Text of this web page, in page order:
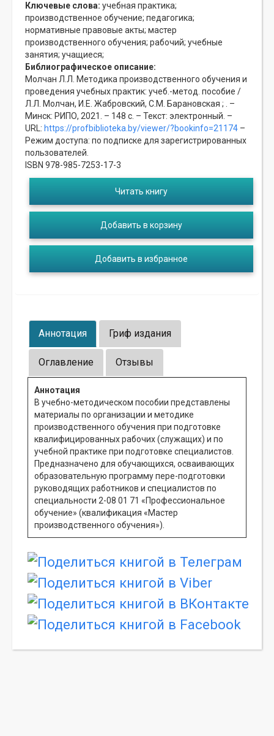
Ключевые слова: учебная практика;
производственное обучение; педагогика;
нормативные правовые акты; мастер
производственного обучения; рабочий; учебные
занятия; учащиеся;
Библиографическое описание:
Молчан Л.Л. Методика производственного обучения и
проведения учебных практик: учеб.-метод. пособие /
Л.Л. Молчан, И.Е. Жабровский, С.М. Барановская ; . –
Минск: РИПО, 2021. – 148 с. – Текст: электронный. –
URL: https://profbiblioteka.by/viewer/?bookinfo=21174 –
Режим доступа: по подписке для зарегистрированных
пользователей.
ISBN 978-985-7253-17-3
Читать книгу
Добавить в корзину
Добавить в избранное
Аннотация Гриф издания
Оглавление Отзывы
Аннотация
В учебно-методическом пособии представлены
материалы по организации и методике
производственного обучения при подготовке
квалифицированных рабочих (служащих) и по
учебной практике при подготовке специалистов.
Предназначено для обучающихся, осваивающих
образовательную программу пере-подготовки
руководящих работников и специалистов по
специальности 2-08 01 71 «Профессиональное
обучение» (квалификация «Мастер
производственного обучения»).